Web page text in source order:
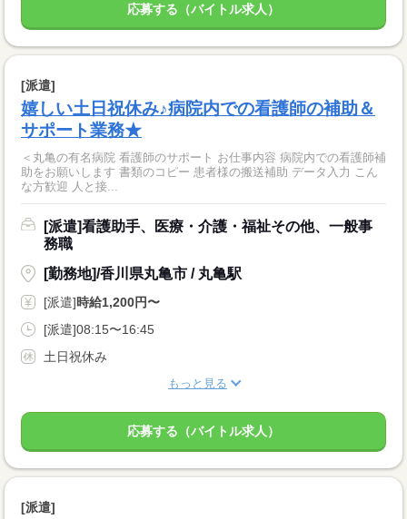
応募する（バイトル求人）
[派遣]
嬉しい土日祝休み♪病院内での看護師の補助＆
サポート業務★
＜丸亀の有名病院 看護師のサポート お仕事内容 病院内での看護師補
助をお願いします 書類のコピー 患者様の搬送補助 データ入力 こん
な方歓迎 人と接...
[派遣]看護助手、医療・介護・福祉その他、一般事
務職
[勤務地]/香川県丸亀市 / 丸亀駅
[派遣]時給1,200円〜
[派遣]08:15〜16:45
土日祝休み
もっと見る
応募する（バイトル求人）
[派遣]